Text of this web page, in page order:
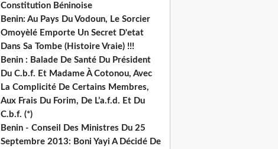
Constitution Béninoise
Benin: Au Pays Du Vodoun, Le Sorcier
Omoyèlé Emporte Un Secret D'etat
Dans Sa Tombe (Histoire Vraie) !!!
Benin : Balade De Santé Du Président
Du C.b.f. Et Madame À Cotonou, Avec
La Complicité De Certains Membres,
Aux Frais Du Forim, De L’a.f.d. Et Du
C.b.f. (*)
Benin - Conseil Des Ministres Du 25
Septembre 2013: Boni Yayi A Décidé De